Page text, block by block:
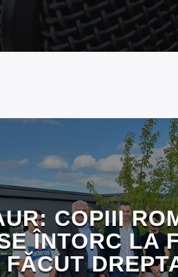
COPIII
ÎNTORC LA
FĂCUT